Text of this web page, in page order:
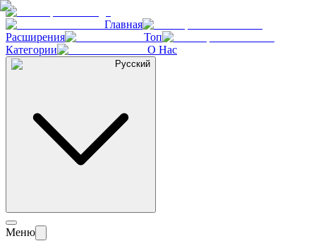
Главная
Расширения
Топ
Категории
О Нас
Русский
Меню